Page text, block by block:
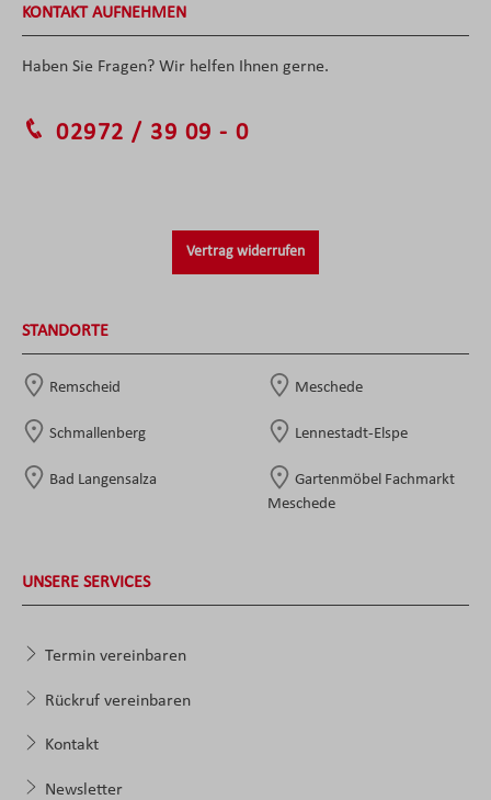
KONTAKT AUFNEHMEN
Haben Sie Fragen? Wir helfen Ihnen gerne.
02972 / 39 09 - 0
Vertrag widerrufen
STANDORTE
Remscheid Meschede
Schmallenberg Lennestadt-Elspe
Bad Langensalza
Gartenmöbel Fachmarkt
Meschede
UNSERE SERVICES
Termin vereinbaren
Rückruf vereinbaren
Kontakt
Newsletter